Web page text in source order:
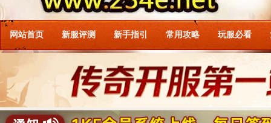
网站首页 新服评测 新手指引 常用攻略 玩服必看